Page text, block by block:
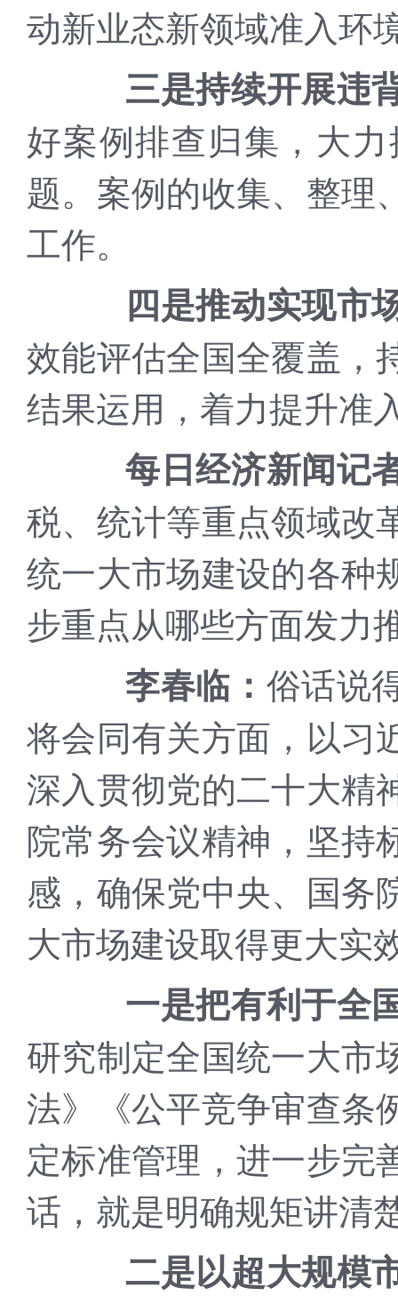
动新业态新领域准入环
三是持续开展违
好案例排查归集，大
题。案例的收集、整理
工作。
四是推动实现市
效能评估全国全覆盖，
结果运用，着力提升准
每日经济新闻记
税、统计等重点领域改
统一大市场建设的各种
步重点从哪些方面发力
李春临： 俗话说
将会同有关方面，以习
深入贯彻党的二十大精
院常务会议精神，坚持
感，确保党中央、国务
大市场建设取得更大实
一是把有利于全
研究制定全国统一大市
法》《公平竞争审查条
定标准管理，进一步完
话，就是明确规矩讲清
二是以超大规模